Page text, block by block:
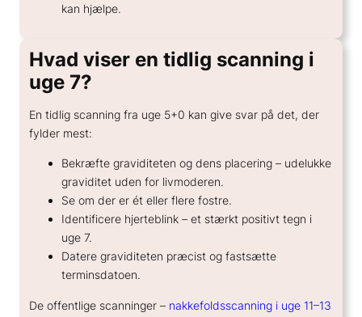
kan hjælpe.
Hvad viser en tidlig scanning i
uge 7?
En tidlig scanning fra uge 5+0 kan give svar på det, der
fylder mest:
Bekræfte graviditeten og dens placering – udelukke
graviditet uden for livmoderen.
Se om der er ét eller flere fostre.
Identificere hjerteblink – et stærkt positivt tegn i
uge 7.
Datere graviditeten præcist og fastsætte
terminsdatoen.
De offentlige scanninger – nakkefoldsscanning i uge 11–13